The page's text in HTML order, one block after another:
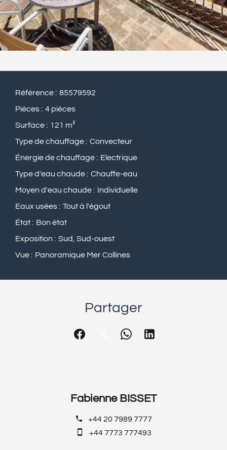
Référence
85579592
Pièces
4 pièces
Surface
121 m²
Type de chauffage
Convecteur
Énergie de chauffage
Electrique
Type d'eau chaude
Chauffe-eau
Moyen d'eau chaude
Individuelle
Eaux usées
Tout à l'égout
État
Bon état
Exposition
Sud, Sud-ouest
Vue
Panoramique Mer Collines
Partager
Fabienne BISSET
+44 20 7989 7777
+44 7773 777493